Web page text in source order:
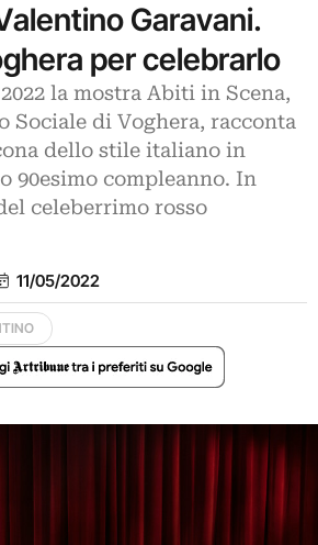
Garavani.
per celebrarlo
la mostra Abiti in Scena,
Sociale di Voghera, racconta
dello stile italiano in
90esimo compleanno. In
celeberrimo rosso
11/05/2022